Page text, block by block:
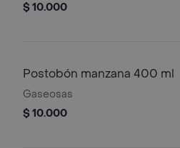
$ 10.000
Postobón manzana 400 ml
Gaseosas
$ 10.000